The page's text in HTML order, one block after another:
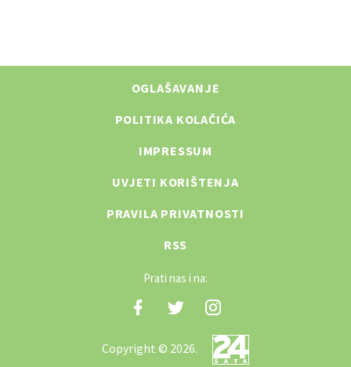
OGLAŠAVANJE
POLITIKA KOLAČIĆA
IMPRESSUM
UVJETI KORIŠTENJA
PRAVILA PRIVATNOSTI
RSS
Prati nas i na:
Copyright © 2026.